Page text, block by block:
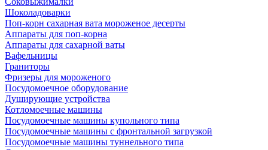
Шоколадоварки
Поп-корн сахарная вата мороженое десерты
Аппараты для поп-корна
Аппараты для сахарной ваты
Вафельницы
Граниторы
Фризеры для мороженого
Посудомоечное оборудование
Душирующие устройства
Котломоечные машины
Посудомоечные машины купольного типа
Посудомоечные машины с фронтальной загрузкой
Посудомоечные машины туннельного типа